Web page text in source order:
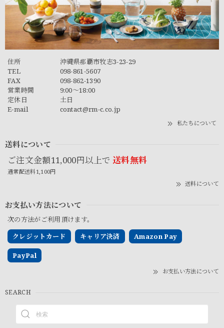
住所
沖縄県那覇市牧志3-23-29
TEL
098-861-5607
FAX
098-862-1390
営業時間
9:00～18:00
定休日
土日
E-mail
contact@rm-c.co.jp
私たちについて
送料について
ご注文金額11,000円以上で 送料無料
通常配送料1,100円
送料について
お支払い方法について
次の方法がご利用頂けます。
クレジットカード
キャリア決済 Amazon Pay
PayPal
お支払い方法について
SEARCH